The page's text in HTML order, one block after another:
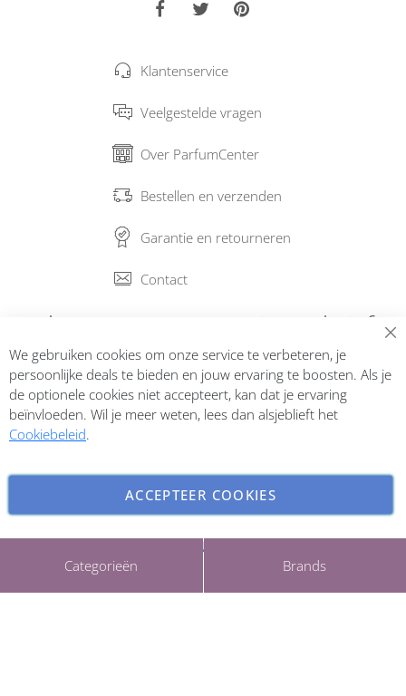
Categorieën Brands
Klantenservice
Veelgestelde vragen
Over ParfumCenter
Bestellen en verzenden
Garantie en retourneren
Contact
Abonneer op onze nieuwsbrief
Inschrijven
Copyright © 2026 ParfumCenter.nl. All rights reserved.
We gebruiken cookies om onze service te verbeteren, je
persoonlijke deals te bieden en jouw ervaring te boosten. Als je
de optionele cookies niet accepteert, kan dat je ervaring
beïnvloeden. Wil je meer weten, lees dan alsjeblieft het
Cookiebeleid.
ACCEPTEER COOKIES
INSTELLINGEN AANPASSEN